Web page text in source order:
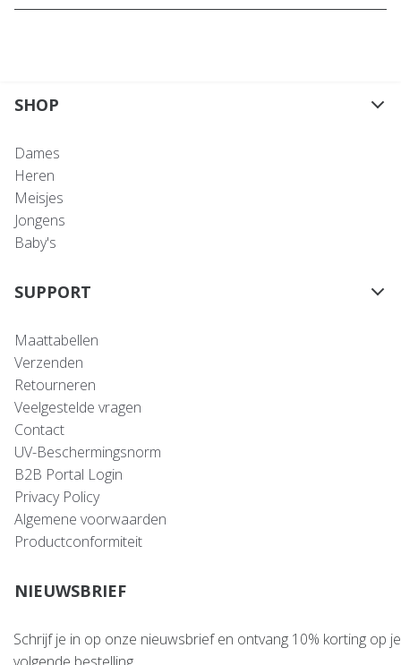
SHOP
Dames
Heren
Meisjes
Jongens
Baby's
SUPPORT
Maattabellen
Verzenden
Retourneren
Veelgestelde vragen
Contact
UV-Beschermingsnorm
B2B Portal Login
Privacy Policy
Algemene voorwaarden
Productconformiteit
NIEUWSBRIEF
Schrijf je in op onze nieuwsbrief en ontvang 10% korting op je